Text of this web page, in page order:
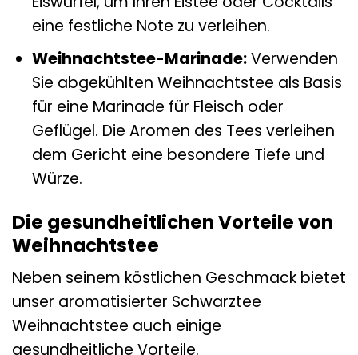
eine festliche Note zu verleihen.
Weihnachtstee-Marinade:Verwenden
Sie abgekühlten Weihnachtstee als Basis
für eine Marinade für Fleisch oder
Geflügel. Die Aromen des Tees verleihen
dem Gericht eine besondere Tiefe und
Würze.
Die gesundheitlichen Vorteile von
Weihnachtstee
Neben seinem köstlichen Geschmack bietet
unser aromatisierter Schwarztee
Weihnachtstee auch einige
gesundheitliche Vorteile.